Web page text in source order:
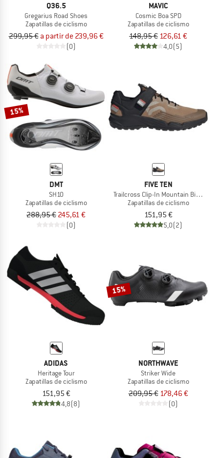
Q36.5
Gregarius Road Shoes
Zapatillas de ciclismo
299,95 € a partir de 239,96 €
(0)
MAVIC
Cosmic Boa SPD
Zapatillas de ciclismo
148,95 € 126,61 €
4,0(5)
15%
DMT
SH10
Zapatillas de ciclismo
288,95 € 245,61 €
(0)
FIVE TEN
Trailcross Clip-In Mountain Biking
Zapatillas de ciclismo
151,95 €
5,0(2)
ADIDAS
Heritage Tour
Zapatillas de ciclismo
151,95 €
4,8(8)
15%
NORTHWAVE
Striker Wide
Zapatillas de ciclismo
209,95 € 178,46 €
(0)